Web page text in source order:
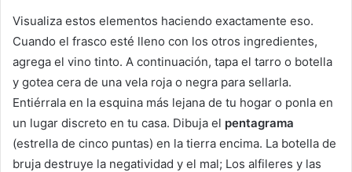
Visualiza estos elementos haciendo exactamente eso.
Cuando el frasco esté lleno con los otros ingredientes,
agrega el vino tinto. A continuación, tapa el tarro o botella
y gotea cera de una vela roja o negra para sellarla.
Entiérrala en la esquina más lejana de tu hogar o ponla en
un lugar discreto en tu casa. Dibuja el pentagrama
(estrella de cinco puntas) en la tierra encima. La botella de
bruja destruye la negatividad y el mal; Los alfileres y las